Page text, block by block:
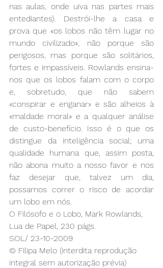
nas aulas, onde uiva nas partes mais
entediantes). Destrói-lhe a casa e
prova que «os lobos não têm lugar no
mundo civilizado», não porque são
perigosos, mas porque são solitários,
fortes e impassíveis. Rowlands ensina-
nos que os lobos falam com o corpo
e, sobretudo, que não sabem
«conspirar e enganar» e são alheios à
«maldade moral» e a qualquer análise
de custo-benefício. Isso é o que os
distingue da inteligência social; uma
qualidade humana que, assim posta,
não abona muito a nosso favor e nos
faz desejar que, talvez um dia,
possamos correr o risco de acordar
um lobo em nós.
O Filósofo e o Lobo, Mark Rowlands,
Lua de Papel, 230 págs.
SOL/ 23-10-2009
© Filipa Melo (interdita reprodução
integral sem autorização prévia)